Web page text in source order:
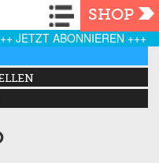
Navigation
SHOP
JETZT ABONNIEREN +++